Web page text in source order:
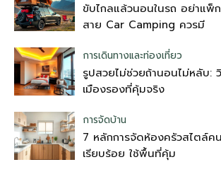
ขับไกลแล้วนอนในรถ อย่าแพ็
สาย Car Camping ควรมี
การเดินทางและท่องเที่ยว
รูปสวยไม่ช่วยถ้านอนไม่หลับ:
เมืองรองที่คุ้มจริง
การจัดบ้าน
7 หลักการจัดห้องครัวสไตล์
เรียบร้อย ใช้พื้นที่คุ้ม